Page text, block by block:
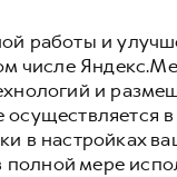
работы и
числе
и
в
в настройках
полной мере